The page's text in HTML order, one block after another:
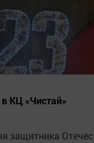
КЦ «Чистай»
защитника